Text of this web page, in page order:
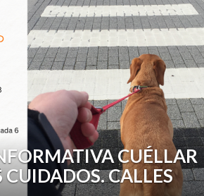
CULTURAL:
EL CIELO NUESTROS